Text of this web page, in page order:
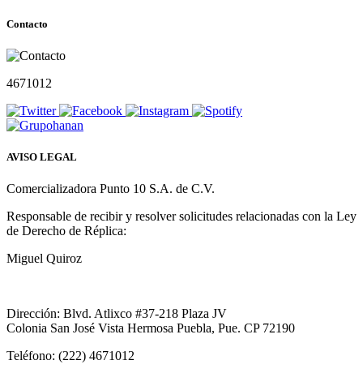
Contacto
4671012
AVISO LEGAL
Comercializadora Punto 10 S.A. de C.V.
Responsable de recibir y resolver solicitudes relacionadas con la Ley
de Derecho de Réplica:
Miguel Quiroz
Dirección: Blvd. Atlixco #37-218 Plaza JV
Colonia San José Vista Hermosa Puebla, Pue. CP 72190
Teléfono: (222) 4671012